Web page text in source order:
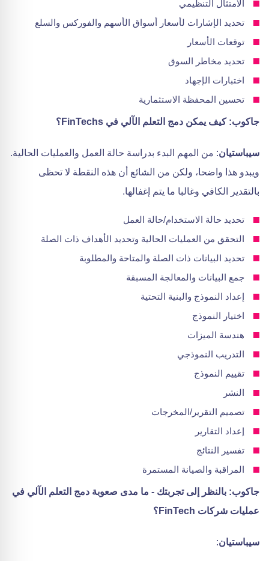
الامتثال التنظيمي
تحديد الإشارات لأسعار أسواق الأسهم والفوركس والسلع
توقعات الأسعار
تحديد مخاطر السوق
اختبارات الإجهاد
تحسين المحفظة الاستثمارية
جاكوب: كيف يمكن دمج التعلم الآلي في FinTechs؟
سيباستيان: من المهم البدء بدراسة حالة العمل والعمليات الحالية.
ويبدو هذا واضحا، ولكن من الشائع أن هذه النقطة لا تحظى
بالتقدير الكافي وغالبا ما يتم إغفالها.
تحديد حالة الاستخدام/حالة العمل
التحقق من العمليات الحالية وتحديد الأهداف ذات الصلة
تحديد البيانات ذات الصلة والمتاحة والمطلوبة
جمع البيانات والمعالجة المسبقة
إعداد النموذج والبنية التحتية
اختيار النموذج
هندسة الميزات
التدريب النموذجي
تقييم النموذج
النشر
تصميم التقرير/المخرجات
إعداد التقارير
تفسير النتائج
المراقبة والصيانة المستمرة
جاكوب: بالنظر إلى تجربتك - ما مدى صعوبة دمج التعلم الآلي في
عمليات شركات FinTech؟
سيباستيان: